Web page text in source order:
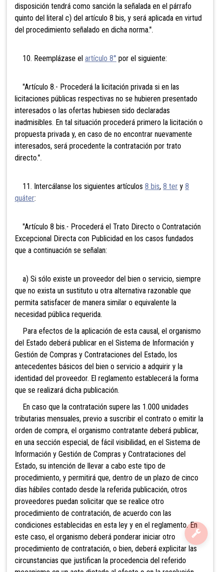
disposición tendrá como sanción la señalada en el párrafo
quinto del literal c) del artículo 8 bis, y será aplicada en virtud
del procedimiento señalado en dicha norma.".
10. Reemplázase el artículo 8° por el siguiente:
"Artículo 8.- Procederá la licitación privada si en las
licitaciones públicas respectivas no se hubieren presentado
interesados o las ofertas hubiesen sido declaradas
inadmisibles. En tal situación procederá primero la licitación o
propuesta privada y, en caso de no encontrar nuevamente
interesados, será procedente la contratación por trato
directo.".
11. Intercálanse los siguientes artículos 8 bis, 8 ter y 8
quáter:
"Artículo 8 bis.- Procederá el Trato Directo o Contratación
Excepcional Directa con Publicidad en los casos fundados
que a continuación se señalan:
a) Si sólo existe un proveedor del bien o servicio, siempre
que no exista un sustituto u otra alternativa razonable que
permita satisfacer de manera similar o equivalente la
necesidad pública requerida.
Para efectos de la aplicación de esta causal, el organismo
del Estado deberá publicar en el Sistema de Información y
Gestión de Compras y Contrataciones del Estado, los
antecedentes básicos del bien o servicio a adquirir y la
identidad del proveedor. El reglamento establecerá la forma
que se realizará dicha publicación.
En caso que la contratación supere las 1.000 unidades
tributarias mensuales, previo a suscribir el contrato o emitir la
orden de compra, el organismo contratante deberá publicar,
en una sección especial, de fácil visibilidad, en el Sistema de
Información y Gestión de Compras y Contrataciones del
Estado, su intención de llevar a cabo este tipo de
procedimiento, y permitirá que, dentro de un plazo de cinco
días hábiles contado desde la referida publicación, otros
proveedores puedan solicitar que se realice otro
procedimiento de contratación, de acuerdo con las
condiciones establecidas en esta ley y en el reglamento. En
este caso, el organismo deberá ponderar iniciar otro
procedimiento de contratación, o bien, deberá explicitar las
circunstancias que justifican la procedencia del referido